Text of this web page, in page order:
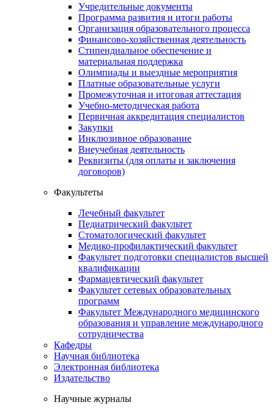
Учредительные документы
Программа развития и итоги работы
Организация образовательного процесса
Финансово-хозяйственная деятельность
Стипендиальное обеспечение и
материальная поддержка
Олимпиады и выездные мероприятия
Платные образовательные услуги
Промежуточная и итоговая аттестация
Учебно-методическая работа
Первичная аккредитация специалистов
Закупки
Инклюзивное образование
Внеучебная деятельность
Реквизиты (для оплаты и заключения
договоров)
Факультеты
Лечебный факультет
Педиатрический факультет
Стоматологический факультет
Медико-профилактический факультет
Факультет подготовки специалистов высшей
квалификации
Фармацевтический факультет
Факультет сетевых образовательных
программ
Факультет Международного медицинского
образования и управление международного
сотрудничества
Кафедры
Научная библиотека
Электронная библиотека
Издательство
Научные журналы